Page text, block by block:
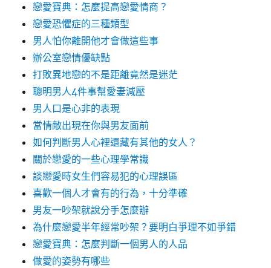
戀愛寶典：怎麼提高戀愛情商？
戀愛恐懼症的三種類型
男人怕你離開他才會做這些事
辦公室戀情優缺點
打敗異地戀的不是距離竟然是迷茫
聰明男人4件事幫愛妻減壓
男人口是心非的表現
當情敵出現在你與男友面前
如何判斷男人心裡還藏有其他的女人？
關於戀愛的一些心理學常識
談戀愛時女生們容易犯的心理誤區
喜歡一個人才會有的行為，十分準確
男友一吵架就說分手怎麼辦
為什麼戀愛半年經常吵架？要明白爭理不如爭錯
戀愛寶典：怎麼判斷一個男人的人品
做愛的姿勢有哪些